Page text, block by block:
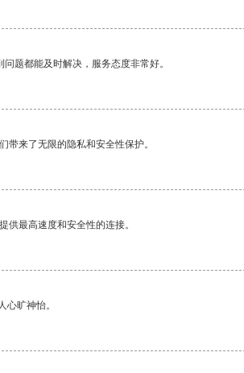
题都能及时解决，服务态度非常好。
带来了无限的隐私和安全性保护。
供最高速度和安全性的连接。
心旷神怡。